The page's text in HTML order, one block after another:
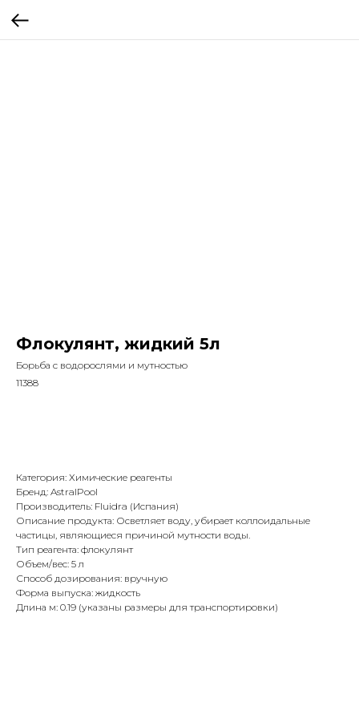
Флокулянт, жидкий 5л
Борьба с водорослями и мутностью
11388
Категория: Химические реагенты
Бренд: AstralPool
Производитель: Fluidra (Испания)
Описание продукта: Осветляет воду, убирает коллоидальные
частицы, являющиеся причиной мутности воды.
Тип реагента: флокулянт
Объем/вес: 5 л
Способ дозирования: вручную
Форма выпуска: жидкость
Длина м: 0.19 (указаны размеры для транспортировки)